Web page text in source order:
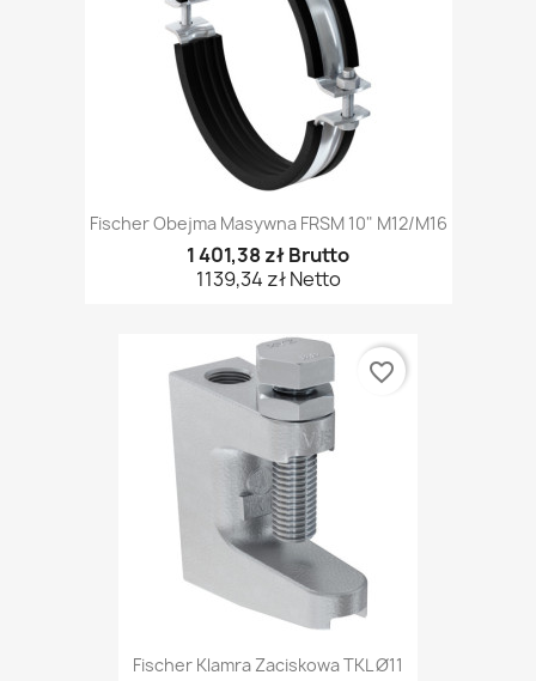
Fischer Obejma Masywna FRSM 10" M12/M16
1 401,38 zł Brutto
1139,34 zł Netto
Fischer Klamra Zaciskowa TKL Ø11
favorite_border